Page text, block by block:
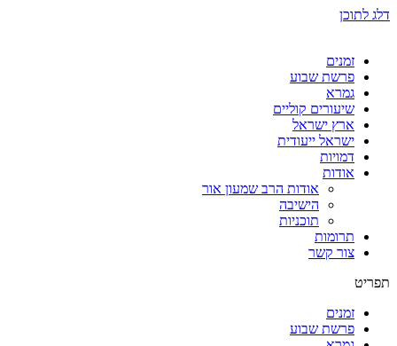
דלג לתוכן
זמנים
פרשת שבוע
גמרא
שיעורים קוליים
ארץ ישראל
ישראל ייעודית
דמויות
אודות
אודות הרב שמעון אור
הישיבה
תוכניות
תרומות
צור קשר
תפריט
זמנים
פרשת שבוע